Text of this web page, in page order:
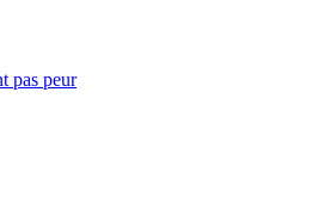
pas peur